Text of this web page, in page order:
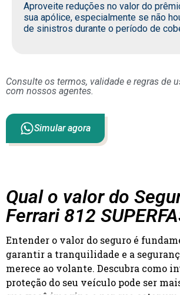
Aproveite reduções no valor do
sua apólice, especialmente se não
de sinistros durante o período de
Consulte os termos, validade e regras de
com nossos agentes.
Simular agora
Qual o valor do
Ferrari 812
Entender o valor do seguro é
garantir a tranquilidade e a
merece ao volante. Descubra como
proteção do seu veículo pode ser